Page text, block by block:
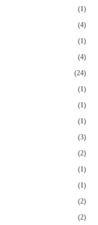
(1)
(4)
(1)
(4)
(24)
(1)
(1)
(1)
(3)
(2)
(1)
(1)
(2)
(2)